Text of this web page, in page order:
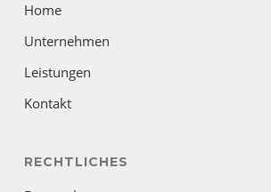
Home
Unternehmen
Leistungen
Kontakt
RECHTLICHES